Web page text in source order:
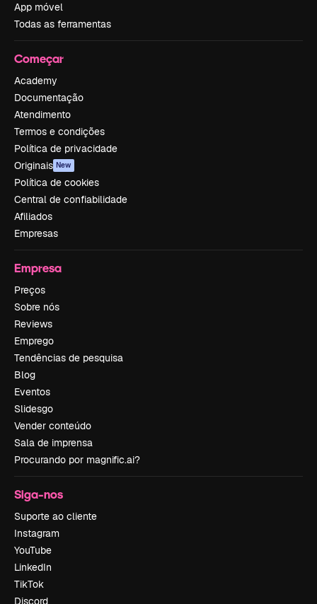
App móvel
Todas as ferramentas
Começar
Academy
Documentação
Atendimento
Termos e condições
Política de privacidade
Originais New
Política de cookies
Central de confiabilidade
Afiliados
Empresas
Empresa
Preços
Sobre nós
Reviews
Emprego
Tendências de pesquisa
Blog
Eventos
Slidesgo
Vender conteúdo
Sala de imprensa
Procurando por magnific.ai?
Siga-nos
Suporte ao cliente
Instagram
YouTube
LinkedIn
TikTok
Discord